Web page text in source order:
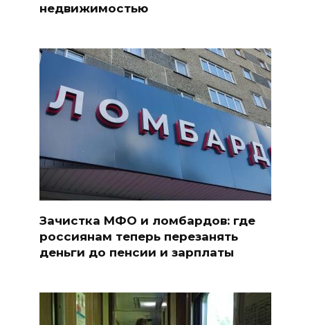
недвижимостью
Зачистка МФО и ломбардов: где
россиянам теперь перезанять
деньги до пенсии и зарплаты